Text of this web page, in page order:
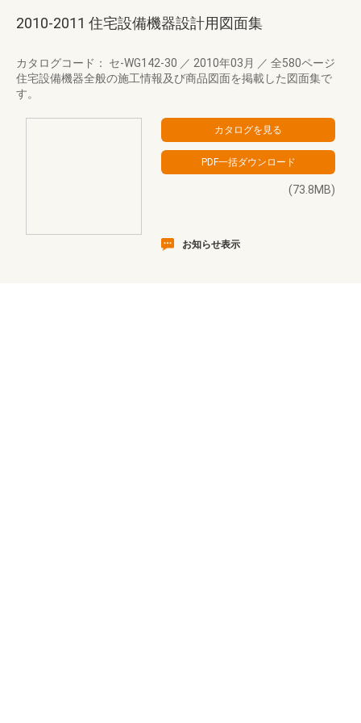
2010-2011 住宅設備機器設計用図面集
カタログコード： セ-WG142-30 ／ 2010年03月 ／ 全580ページ
住宅設備機器全般の施工情報及び商品図面を掲載した図面集で
す。
(73.8MB)
お知らせ表示